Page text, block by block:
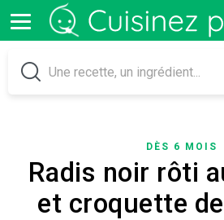
DÈS 6 MOIS
Radis noir rôti
et croquette